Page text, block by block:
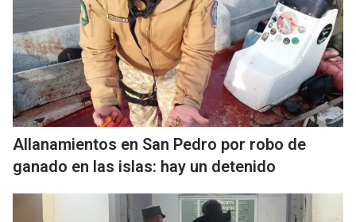
Allanamientos en San Pedro por robo de
ganado en las islas: hay un detenido